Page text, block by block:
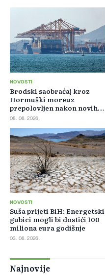
NOVOSTI
Brodski saobraćaj kroz
Hormuški moreuz
prepolovljen nakon novih
blokada
08. 08. 2026.
NOVOSTI
Suša prijeti BiH: Energetski
gubici mogli bi dostići 100
miliona eura godišnje
03. 08. 2026.
Najnovije